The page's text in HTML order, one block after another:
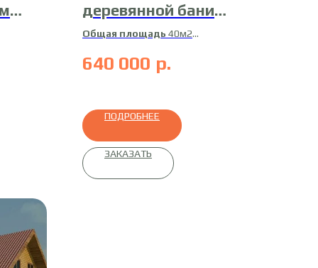
деревянной бани
20-Б-5
Общая площадь 40м2
брус
640 000 р.
ПОДРОБНЕЕ
ЗАКАЗАТЬ